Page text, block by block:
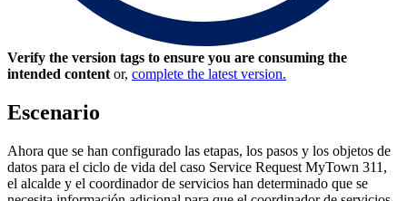
Verify the version tags to ensure you are consuming the
intended content or, complete the latest version.
Escenario
Ahora que se han configurado las etapas, los pasos y los objetos de
datos para el ciclo de vida del caso Service Request MyTown 311,
el alcalde y el coordinador de servicios han determinado que se